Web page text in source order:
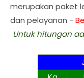
merupakan paket
dan pelayanan -
Untuk hitungan